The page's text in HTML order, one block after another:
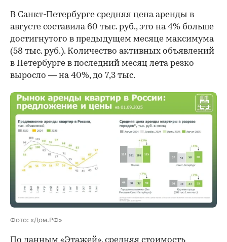
В Санкт-Петербурге средняя цена аренды в
августе составила 60 тыс. руб., это на 4% больше
достигнутого в предыдущем месяце максимума
(58 тыс. руб.). Количество активных объявлений
в Петербурге в последний месяц лета резко
выросло — на 40%, до 7,3 тыс.
Фото: «Дом.РФ»